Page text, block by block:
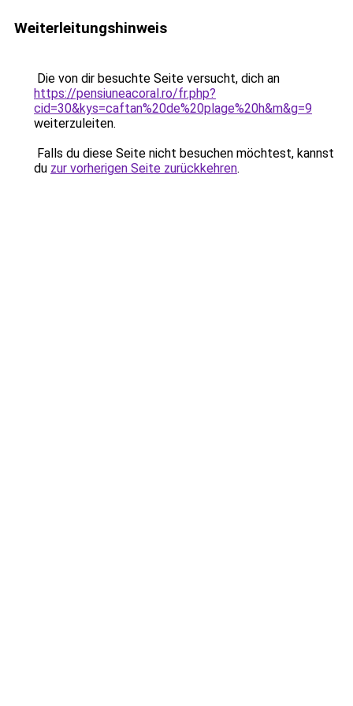
Weiterleitungshinweis
Die von dir besuchte Seite versucht, dich an
https://pensiuneacoral.ro/fr.php?
cid=30&kys=caftan%20de%20plage%20h&m&g=9
weiterzuleiten.
Falls du diese Seite nicht besuchen möchtest, kannst
du zur vorherigen Seite zurückkehren.